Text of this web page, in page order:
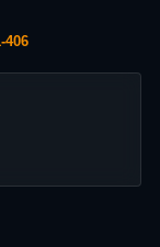
406